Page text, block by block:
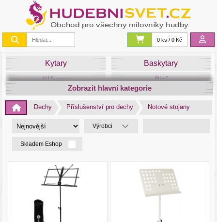
0 ks / 0 Kč
Kytary
Baskytary
Klávesy
Bicí
Smyčce
Dechy
Zvuk&Studio
Zobrazit hlavní kategorie
Dechy Příslušenství pro dechy Notové stojany
Výrobci
Skladem Eshop